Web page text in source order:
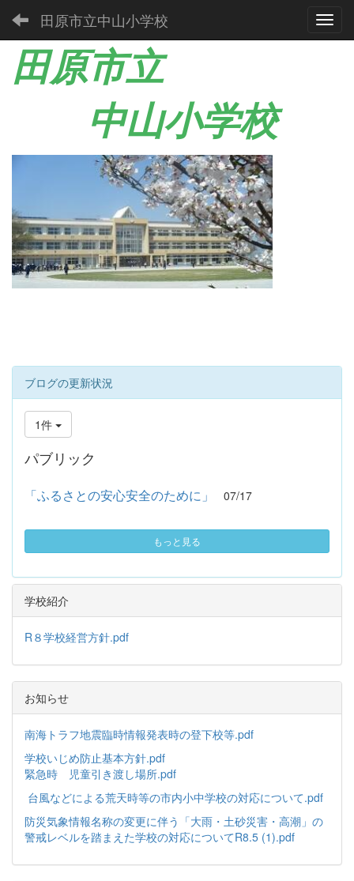
田原市立中山小学校
田原市立
中山小学校
ブログの更新状況
1件
パブリック
「ふるさとの安心安全のために」 07/17
もっと見る
学校紹介
R８学校経営方針.pdf
お知らせ
南海トラフ地震臨時情報発表時の登下校等.pdf
学校いじめ防止基本方針.pdf
緊急時 児童引き渡し場所.pdf
台風などによる荒天時等の市内小中学校の対応について.pdf
防災気象情報名称の変更に伴う「大雨・土砂災害・高潮」の
警戒レベルを踏まえた学校の対応についてR8.5 (1).pdf